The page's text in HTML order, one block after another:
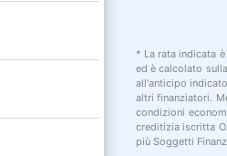
* La rata indicata
ed è calcolato
all'anticipo
altri finanziatori.
condizioni
creditizia iscritta
più Soggetti